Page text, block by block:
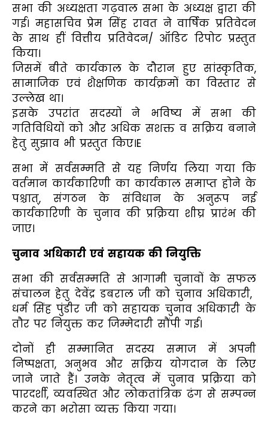
सभा की अध्यक्षता गढ़वाल सभा के अध्यक्ष द्वारा की
गई। महासचिव प्रेम सिंह रावत ने वार्षिक प्रतिवेदन
के साथ हीं वित्तीय प्रतिवेदन/ ऑडिट रिपोट प्रस्तुत
किया।
जिसमें बीते कार्यकाल के दौरान हुए सांस्कृतिक,
सामाजिक एवं शैक्षणिक कार्यक्रमों का विस्तार से
उल्लेख था।
इसके उपरांत सदस्यों ने भविष्य में सभा की
गतिविधियों को और अधिक सशक्त व सक्रिय बनाने
हेतु सुझाव भी प्रस्तुत किए।E
सभा में सर्वसम्मति से यह निर्णय लिया गया कि
वर्तमान कार्यकारिणी का कार्यकाल समाप्त होने के
पश्चात्, संगठन के संविधान के अनुरूप नई
कार्यकारिणी के चुनाव की प्रक्रिया शीघ्र प्रारंभ की
जाए।
चुनाव अधिकारी एवं सहायक की नियुक्ति
सभा की सर्वसम्मति से आगामी चुनावों के सफल
संचालन हेतु देवेंद्र डबराल जी को चुनाव अधिकारी,
धर्म सिंह पुंडीर जी को सहायक चुनाव अधिकारी के
तौर पर नियुक्त कर जिम्मेदारी सौंपी गई।
दोनों ही सम्मानित सदस्य समाज में अपनी
निष्पक्षता, अनुभव और सक्रिय योगदान के लिए
जाने जाते हैं। उनके नेतृत्व में चुनाव प्रक्रिया को
पारदर्शी, व्यवस्थित और लोकतांत्रिक ढंग से सम्पन्न
करने का भरोसा व्यक्त किया गया।